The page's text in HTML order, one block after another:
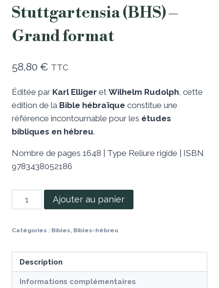
Stuttgartensia (BHS) –
Grand format
58,80 € TTC
Éditée par Karl Elliger et Wilhelm Rudolph , cette
édition de la Bible hébraïque constitue une
référence incontournable pour les études
bibliques en hébreu.
Nombre de pages 1648 | Type Reliure rigide | ISBN
9783438052186
Ajouter au panier
Catégories : Bibles, Bibles-hébreu
Description
Informations complémentaires